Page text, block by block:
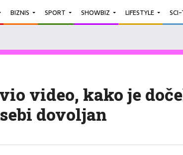
BIZNIS SPORT SHOWBIZ LIFESTYLE
video, kako je
dovoljan